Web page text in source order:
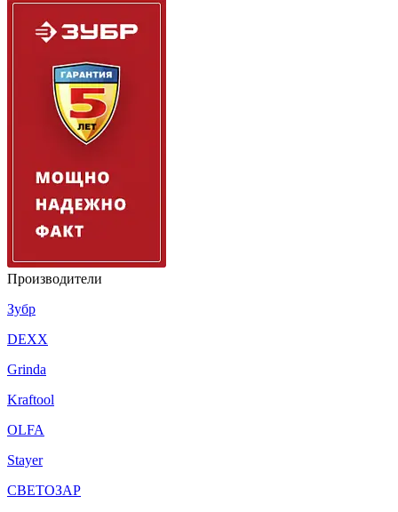
Производители
Зубр
DEXX
Grinda
Kraftool
OLFA
Stayer
СВЕТОЗАР